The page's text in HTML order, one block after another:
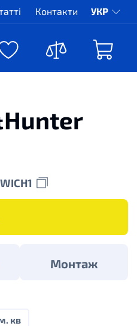
Контакти УКР
Монтаж
кв